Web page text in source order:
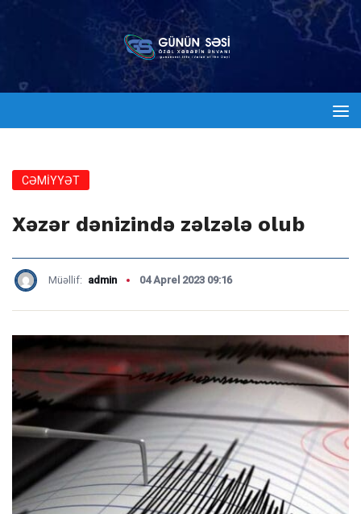
CƏMİYYƏT
Xəzər dənizində zəlzələ olub
Müəllif: admin 04 Aprel 2023 09:16